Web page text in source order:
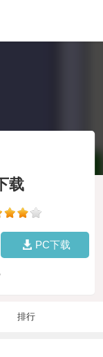
载
PC下载
排行